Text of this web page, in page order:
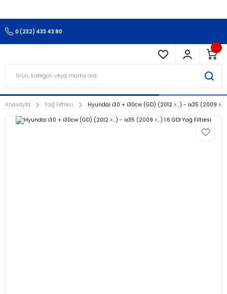
0 (232) 433 43 80
Anasayfa Yağ Filtresi Hyundai i30 + i30cw (GD) (2012 >…) - ix35 (2009 >…)